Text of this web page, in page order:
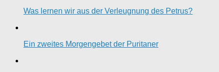
Was lernen wir aus der Verleugnung des Petrus?
Ein zweites Morgengebet der Puritaner